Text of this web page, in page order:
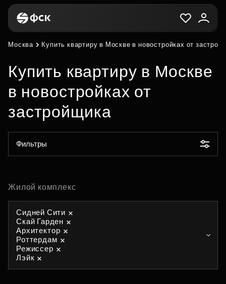
Москва Купить квартиру в Москве в новостройках от
Купить квартиру в Москве
в новостройках от
застройщика
Фильтры
Жилой комплекс
Сидней Сити
Скай Гарден
Архитектор
Роттердам
Режиссер
Лэйк